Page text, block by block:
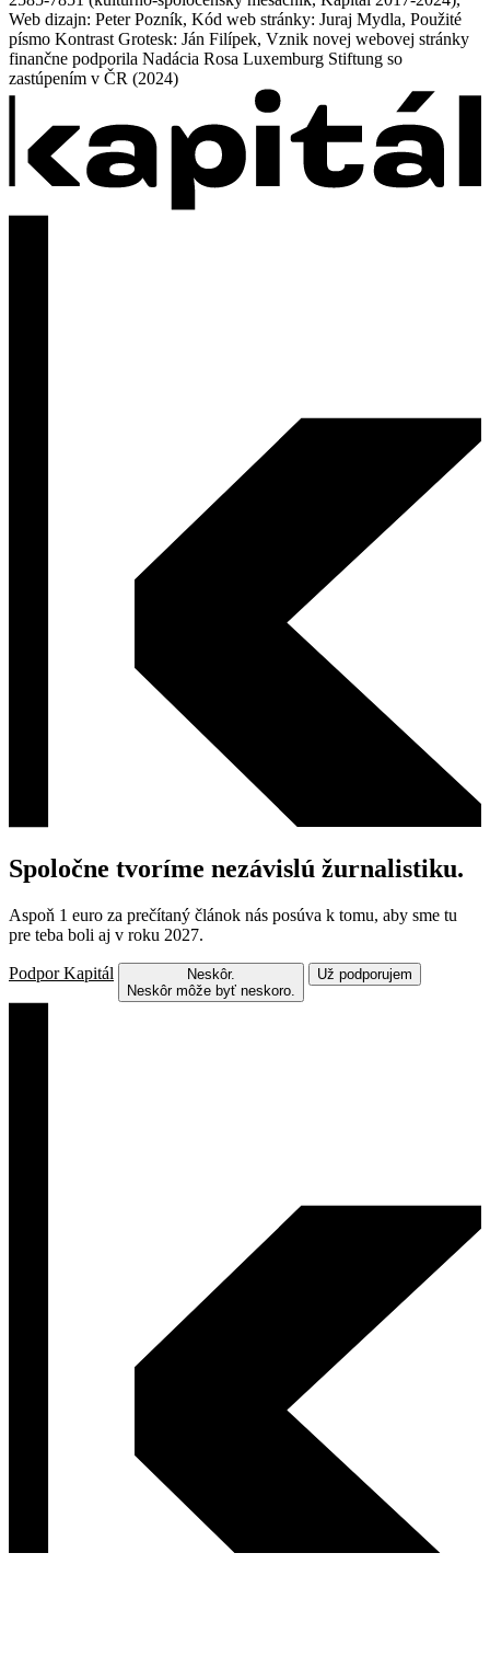
Web dizajn: Peter Pozník, Kód web stránky: Juraj Mydla, Použité
písmo Kontrast Grotesk: Ján Filípek, Vznik novej webovej stránky
finančne podporila Nadácia Rosa Luxemburg Stiftung so
zastúpením v ČR (2024)
Spoločne tvoríme nezávislú žurnalistiku.
Aspoň 1 euro za prečítaný článok nás posúva k tomu, aby sme tu
pre teba boli aj v roku 2027.
Podpor Kapitál
Neskôr.
Neskôr môže byť neskoro.
Už podporujem